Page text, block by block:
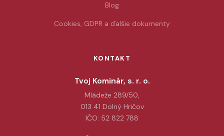
Blog
Cookies, GDPR a ďalšie dokumenty
KONTAKT
Tvoj Kominár, s. r. o.
Mládeže 289/50,
013 41 Dolný Hričov
IČO: 52 822 788